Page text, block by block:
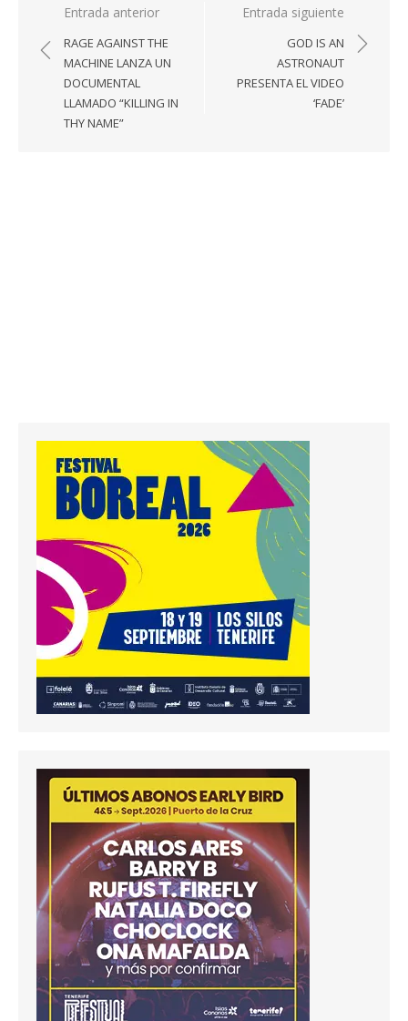
Navegación
de
entradas
Entrada anterior
RAGE AGAINST THE
MACHINE LANZA UN
DOCUMENTAL
LLAMADO “KILLING IN
THY NAME”
Entrada siguiente
GOD IS AN
ASTRONAUT
PRESENTA EL VIDEO
‘FADE’